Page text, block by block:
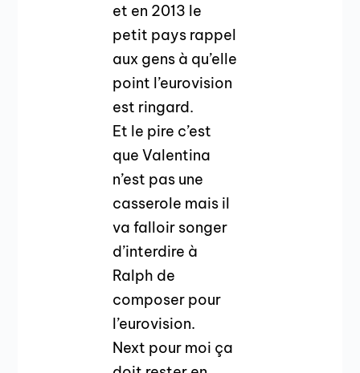
et en 2013 le
petit pays rappel
aux gens à qu’elle
point l’eurovision
est ringard.
Et le pire c’est
que Valentina
n’est pas une
casserole mais il
va falloir songer
d’interdire à
Ralph de
composer pour
l’eurovision.
Next pour moi ça